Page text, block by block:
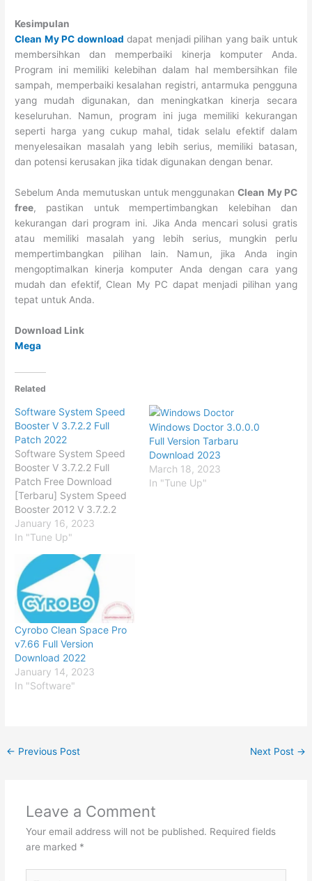
Kesimpulan
Clean My PC download dapat menjadi pilihan yang baik untuk
membersihkan dan memperbaiki kinerja komputer Anda.
Program ini memiliki kelebihan dalam hal membersihkan file
sampah, memperbaiki kesalahan registri, antarmuka pengguna
yang mudah digunakan, dan meningkatkan kinerja secara
keseluruhan. Namun, program ini juga memiliki kekurangan
seperti harga yang cukup mahal, tidak selalu efektif dalam
menyelesaikan masalah yang lebih serius, memiliki batasan,
dan potensi kerusakan jika tidak digunakan dengan benar.
Sebelum Anda memutuskan untuk menggunakanClean My PC
free, pastikan untuk mempertimbangkan kelebihan dan
kekurangan dari program ini. Jika Anda mencari solusi gratis
atau memiliki masalah yang lebih serius, mungkin perlu
mempertimbangkan pilihan lain. Namun, jika Anda ingin
mengoptimalkan kinerja komputer Anda dengan cara yang
mudah dan efektif, Clean My PC dapat menjadi pilihan yang
tepat untuk Anda.
Download Link
Mega
Related
Software System Speed
Booster V 3.7.2.2 Full
Patch 2022
Software System Speed
Booster V 3.7.2.2 Full
Patch Free Download
[Terbaru] System Speed
Booster 2012 V 3.7.2.2
menawarkan banyak
fungsi untuk memindai
dengan mencari file yang
corrupt, registri yang
berbahaya, file entri dan
masalah-masalah lainnya,
hanya dengan klik tombol
Cure pada interface yang
rapi dan mudah
digunakan. Dengan…
January 16, 2023
In "Tune Up"
Windows Doctor 3.0.0.0
Full Version Tarbaru
Download 2023
March 18, 2023
In "Tune Up"
Cyrobo Clean Space Pro
v7.66 Full Version
Download 2022
January 14, 2023
In "Software"
← Previous Post Next Post →
Leave a Comment
Your email address will not be published. Required fields
are marked *